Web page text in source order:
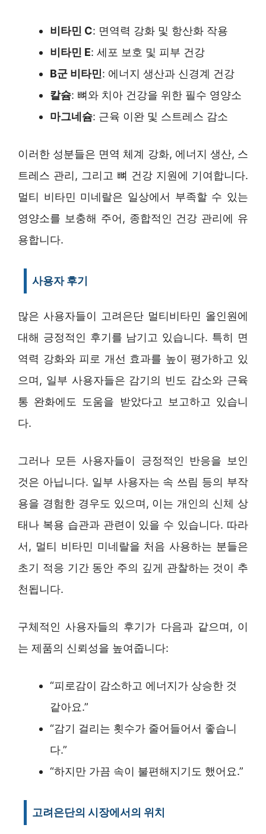
비타민 C: 면역력 강화 및 항산화 작용
비타민 E: 세포 보호 및 피부 건강
B군 비타민: 에너지 생산과 신경계 건강
칼슘: 뼈와 치아 건강을 위한 필수 영양소
마그네슘: 근육 이완 및 스트레스 감소
이러한 성분들은 면역 체계 강화, 에너지 생산, 스
트레스 관리, 그리고 뼈 건강 지원에 기여합니다.
멀티 비타민 미네랄은 일상에서 부족할 수 있는
영양소를 보충해 주어, 종합적인 건강 관리에 유
용합니다.
사용자 후기
많은 사용자들이 고려은단 멀티비타민 올인원에
대해 긍정적인 후기를 남기고 있습니다. 특히 면
역력 강화와 피로 개선 효과를 높이 평가하고 있
으며, 일부 사용자들은 감기의 빈도 감소와 근육
통 완화에도 도움을 받았다고 보고하고 있습니
다.
그러나 모든 사용자들이 긍정적인 반응을 보인
것은 아닙니다. 일부 사용자는 속 쓰림 등의 부작
용을 경험한 경우도 있으며, 이는 개인의 신체 상
태나 복용 습관과 관련이 있을 수 있습니다. 따라
서, 멀티 비타민 미네랄을 처음 사용하는 분들은
초기 적응 기간 동안 주의 깊게 관찰하는 것이 추
천됩니다.
구체적인 사용자들의 후기가 다음과 같으며, 이
는 제품의 신뢰성을 높여줍니다:
“피로감이 감소하고 에너지가 상승한 것
같아요.”
“감기 걸리는 횟수가 줄어들어서 좋습니
다.”
“하지만 가끔 속이 불편해지기도 했어요.”
고려은단의 시장에서의 위치